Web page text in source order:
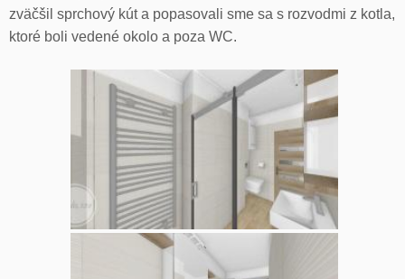
zväčšil sprchový kút a popasovali sme sa s rozvodmi z kotla,
ktoré boli vedené okolo a poza WC.